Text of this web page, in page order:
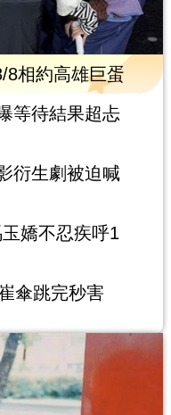
8相約高雄巨蛋
等待結果超忐
衍生劇被迫喊
嬌不忍疾呼1
傘跳完秒害